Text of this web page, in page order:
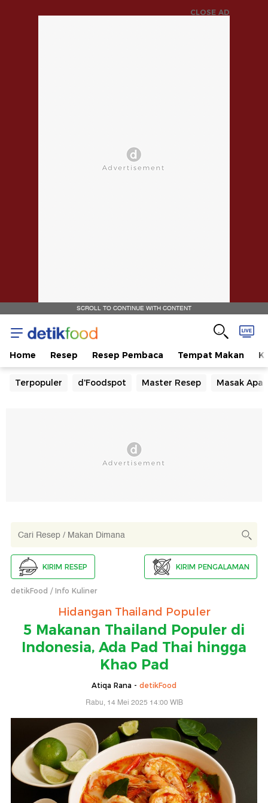
CLOSE AD
SCROLL TO CONTINUE WITH CONTENT
Home Resep Resep Pembaca Tempat Makan
Terpopuler d'Foodspot Master Resep Masak Apa
KIRIM RESEP KIRIM PENGALAMAN
detikFood Info Kuliner
Hidangan Thailand Populer
5 Makanan Thailand Populer di
Indonesia, Ada Pad Thai hingga
Khao Pad
Atiqa Rana - detikFood
Rabu, 14 Mei 2025 14:00 WIB